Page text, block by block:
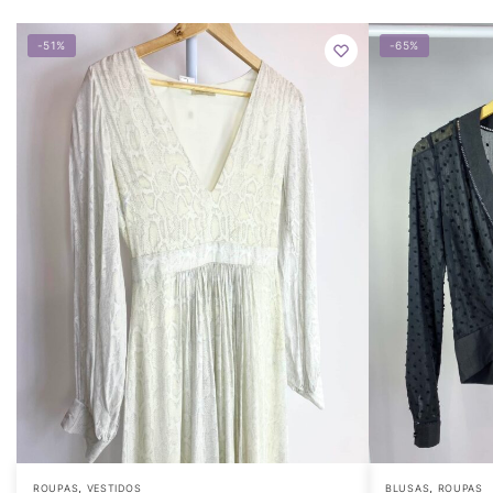
-51%
ROUPAS VESTIDOS
-65%
BLUSAS ROUPAS